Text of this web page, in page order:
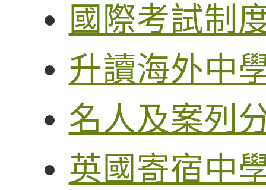
國際考試制
升讀海外中
名人及案列
英國寄宿中